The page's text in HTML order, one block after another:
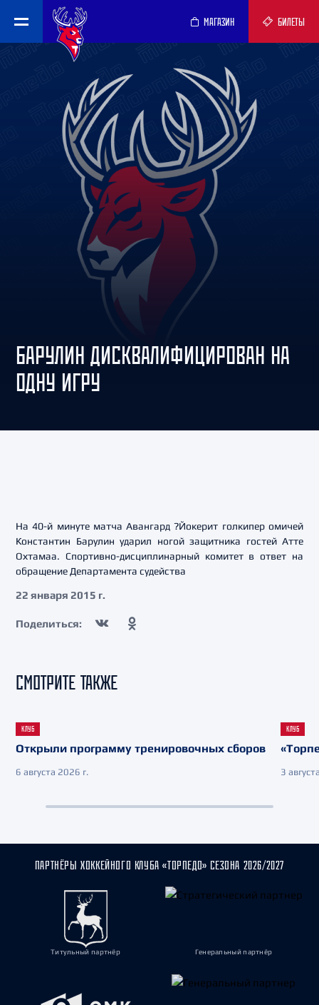
МАГАЗИН БИЛЕТЫ
БАРУЛИН ДИСКВАЛИФИЦИРОВАН НА
ОДНУ ИГРУ
На 40-й минуте матча Авангард ?Йокерит голкипер омичей
Константин Барулин ударил ногой защитника гостей Атте
Охтамаа. Спортивно-дисциплинарный комитет в ответ на
обращение Департамента судейства
22 января 2015 г.
Поделиться:
СМОТРИТЕ ТАКЖЕ
КЛУБ
Открыли программу тренировочных сборов
6 августа 2026 г.
КЛУБ
3
ПАРТНЁРЫ ХОККЕЙНОГО КЛУБА «ТОРПЕДО» СЕЗОНА 2026/2027
Титульный партнёр Генеральный партнёр